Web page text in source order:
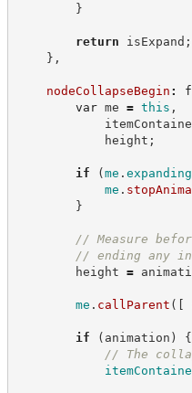
}
return isExpand ;
} ,
nodeCollapseBegin :
var me = this ,
height ;
if (me . expanding
me .
}
// Measure
// ending any
height =
me . callParent ( [
if ( animation )
{
// The